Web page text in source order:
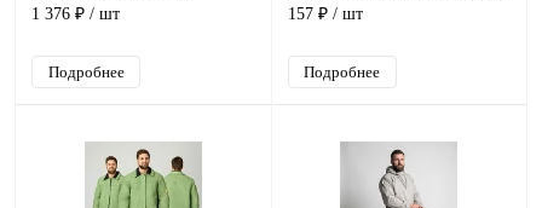
(ПВХ,210), т.синий
1 376 ₽ / шт
Подробнее
оранжевый
157 ₽ / шт
Подробнее